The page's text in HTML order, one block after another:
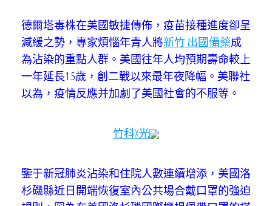
德爾塔毒株在美國敏捷傳佈，疫苗接種進度卻呈
減緩之勢，專家煩惱年青人將新竹 出國備藥成
為沾染的重點人群。美國往年人均預期壽命較上
一年延長1.5歲，創二戰以來最年夜降幅。美聯社
以為，疫情反應并加劇了美國社會的不服等。
竹科X光
鑒于新冠肺炎沾染和住院人數連續增添，美國洛
杉磯縣近日開端恢復室內公共場合戴口罩的強迫